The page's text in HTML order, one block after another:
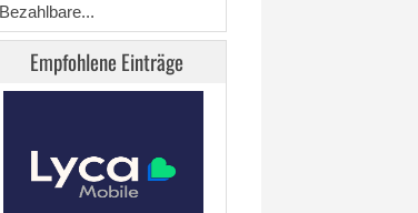
Bezahlbare...
Empfohlene Einträge